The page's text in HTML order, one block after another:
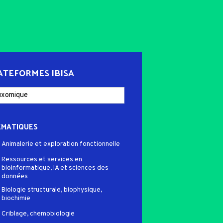
IBISA
Animalerie et exploration fonctionnelle
Ressources et services en
bioinformatique, IA et sciences des
données
Biologie structurale, biophysique,
biochimie
Criblage, chemobiologie